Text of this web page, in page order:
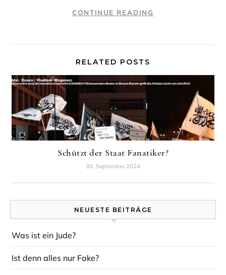
CONTINUE READING
RELATED POSTS
Schützt der Staat Fanatiker?
30. September 2024
NEUESTE BEITRÄGE
Was ist ein Jude?
Ist denn alles nur Fake?